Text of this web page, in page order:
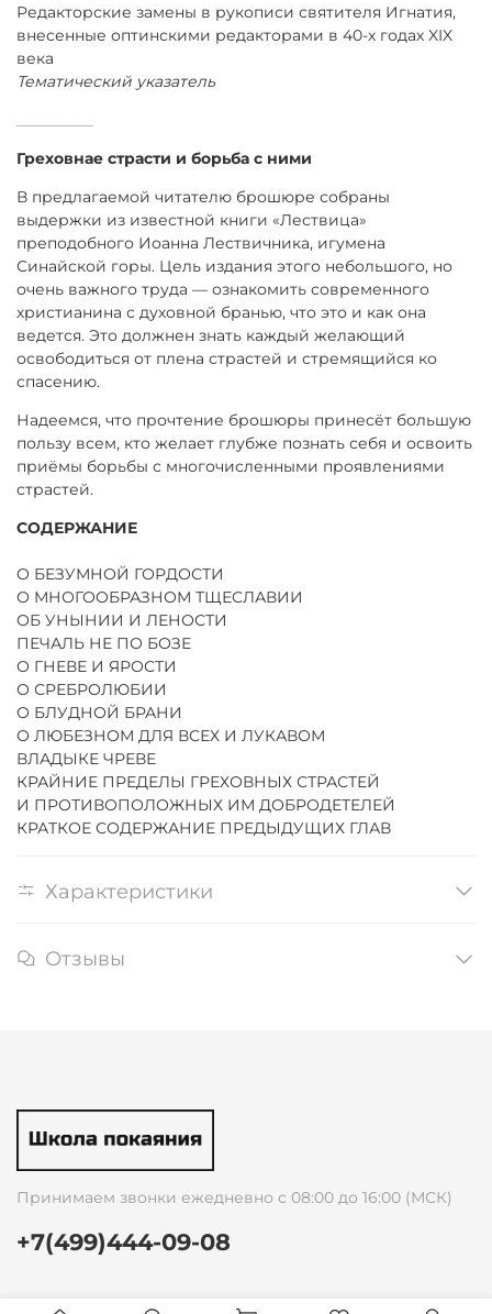
Редакторские замены в рукописи святителя Игнатия,
внесенные оптинскими редакторами в 40-х годах XIX
века
Тематический указатель
Греховнае страсти и борьба с ними
В предлагаемой читателю брошюре собраны
выдержки из известной книги «Лествица»
преподобного Иоанна Лествичника, игумена
Синайской горы. Цель издания этого небольшого, но
очень важного труда — ознакомить современного
христианина с духовной бранью, что это и как она
ведется. Это должнен знать каждый желающий
освободиться от плена страстей и стремящийся ко
спасению.
Надеемся, что прочтение брошюры принесёт большую
пользу всем, кто желает глубже познать себя и освоить
приёмы борьбы с многочисленными проявлениями
страстей.
CОДЕРЖАНИЕ
О БЕЗУМНОЙ ГОРДОСТИ
О МНОГООБРАЗНОМ ТЩЕСЛАВИИ
ОБ УНЫНИИ И ЛЕНОСТИ
ПЕЧАЛЬ НЕ ПО БОЗЕ
О ГНЕВЕ И ЯРОСТИ
О СРЕБРОЛЮБИИ
О БЛУДНОЙ БРАНИ
О ЛЮБЕЗНОМ ДЛЯ ВСЕХ И ЛУКАВОМ
ВЛАДЫКЕ ЧРЕВЕ
КРАЙНИЕ ПРЕДЕЛЫ ГРЕХОВНЫХ СТРАСТЕЙ
И ПРОТИВОПОЛОЖНЫХ ИМ ДОБРОДЕТЕЛЕЙ
КРАТКОЕ СОДЕРЖАНИЕ ПРЕДЫДУЩИХ ГЛАВ
Характеристики
Отзывы
Принимаем звонки ежедневно с 08:00 до 16:00 (МСК)
+7(499)444-09-08